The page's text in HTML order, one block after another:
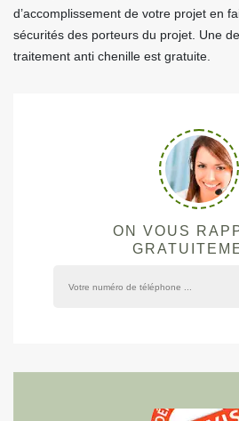
d’accomplissement de votre projet en
sécurités des porteurs du projet. Une
traitement anti chenille est gratuite.
ON VOUS